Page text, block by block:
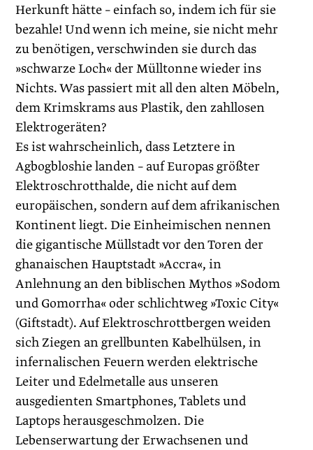
Herkunft hätte – einfach so, indem ich für sie
bezahle! Und wenn ich meine, sie nicht mehr
zu benötigen, verschwinden sie durch das
»schwarze Loch« der Mülltonne wieder ins
Nichts. Was passiert mit all den alten Möbeln,
dem Krimskrams aus Plastik, den zahllosen
Elektrogeräten?
Es ist wahrscheinlich, dass Letztere in
Agbogbloshie landen – auf Europas größter
Elektroschrotthalde, die nicht auf dem
europäischen, sondern auf dem afrikanischen
Kontinent liegt. Die Einheimischen nennen
die gigantische Müllstadt vor den Toren der
ghanaischen Hauptstadt »Accra«, in
Anlehnung an den biblischen Mythos »Sodom
und Gomorrha« oder schlichtweg »Toxic City«
(Giftstadt). Auf Elektroschrottbergen weiden
sich Ziegen an grellbunten Kabelhülsen, in
infernalischen Feuern werden elektrische
Leiter und Edelmetalle aus unseren
ausgedienten Smartphones, Tablets und
Laptops herausgeschmolzen. Die
Lebenserwartung der Erwachsenen und